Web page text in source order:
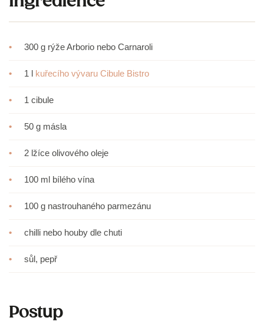
• 300 g rýže Arborio nebo Carnaroli
• 1 l kuřecího vývaru Cibule Bistro
• 1 cibule
• 50 g másla
• 2 lžíce olivového oleje
• 100 ml bílého vína
• 100 g nastrouhaného parmezánu
• chilli nebo houby dle chuti
• sůl, pepř
Postup